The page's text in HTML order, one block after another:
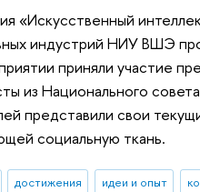
«Искусственный
индустрий НИУ ВШЭ
приняли участие
из Национального
представили свои
социальную ткань.
достижения идеи и опыт